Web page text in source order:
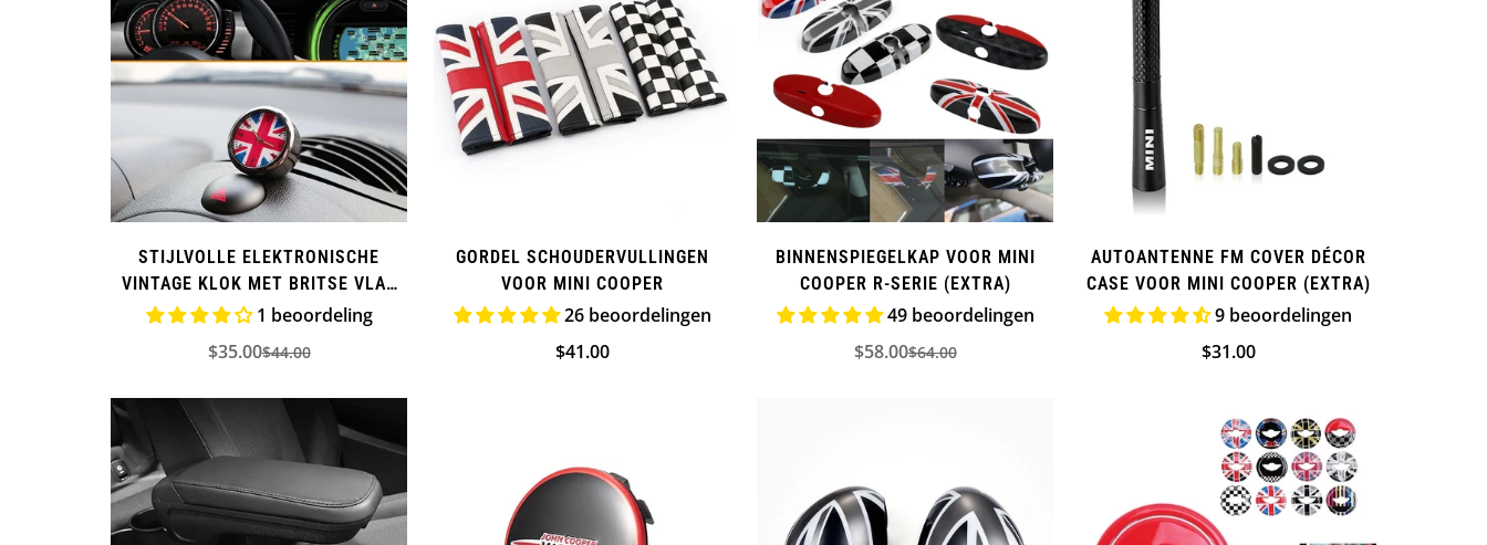
STIJLVOLLE ELEKTRONISCHE
VINTAGE KLOK MET BRITSE VLAG
VOOR MINI COOPER
1 beoordeling
Verkoopprijs
$35.00Normale
$44.00
GORDEL SCHOUDERVULLINGEN
VOOR MINI COOPER
26 beoordelingen
Normale
$41.00
BINNENSPIEGELKAP VOOR MINI
COOPER R-SERIE (EXTRA)
49 beoordelingen
Verkoopprijs
$58.00Normale
$64.00
AUTOANTENNE FM COVER DÉCOR
CASE VOOR MINI COOPER (EXTRA)
9 beoordelingen
Normale
$31.00